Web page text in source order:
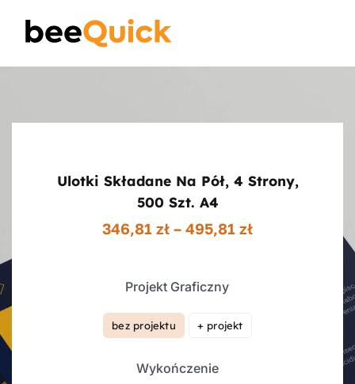
content
Banery Reklamowe
Plakaty
Ulotki Składane Na Pół, 4 Strony,
500 Szt. A4
346,81 zł – 495,81 złZakres
Projekt Graficzny
bez projektu + projekt
Wykończenie